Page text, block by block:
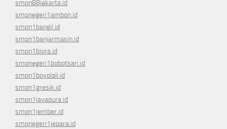
smpn88jakarta.id
smpnegeri1ambon.id
smpn1bangil.id
smpn1banjarmasin.id
smpn1biora.id
smpnegeri1bobotsari.id
smpn1boyolali.id
smpn1gresik.id
smpn1jayapura.id
smpn1jember.id
smpnegeri1jepara.id